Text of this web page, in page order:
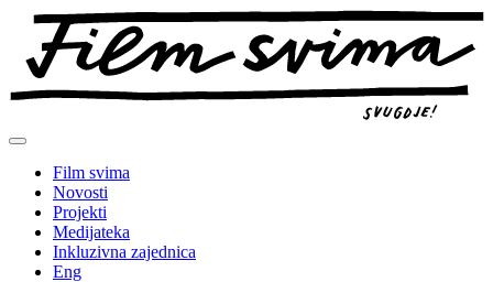
Preskoči
sadržaj
Film svima
Novosti
Projekti
Medijateka
Inkluzivna zajednica
Eng